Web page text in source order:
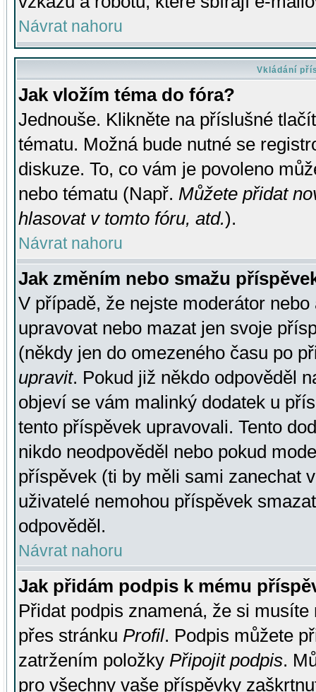
Návrat nahoru
Vkládání
Jak vložím téma do fóra?
Jednouše. Klikněte na příslušné
tématu. Možná bude nutné se
diskuze. To, co vám je povoleno
nebo tématu (Např. Můžete přidat
hlasovat v tomto fóru, atd.).
Návrat nahoru
Jak změním nebo smažu
V případě, že nejste moderátor
upravovat nebo mazat jen svoje
(někdy jen do omezeného času po
upravit. Pokud již někdo odpověděl
objeví se vám malinký dodatek u
tento příspěvek upravovali. Tento
nikdo neodpověděl nebo pokud
příspěvek (ti by měli sami zanechat
uživatelé nemohou příspěvek
odpověděl.
Návrat nahoru
Jak přidám podpis k mému
Přidat podpis znamená, že si
přes stránku Profil. Podpis můžete
zatržením položky Připojit podpis.
pro všechny vaše příspěvky